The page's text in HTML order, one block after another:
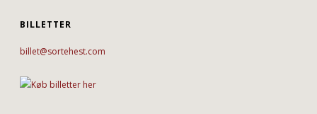
BILLETTER
billet@sortehest.com